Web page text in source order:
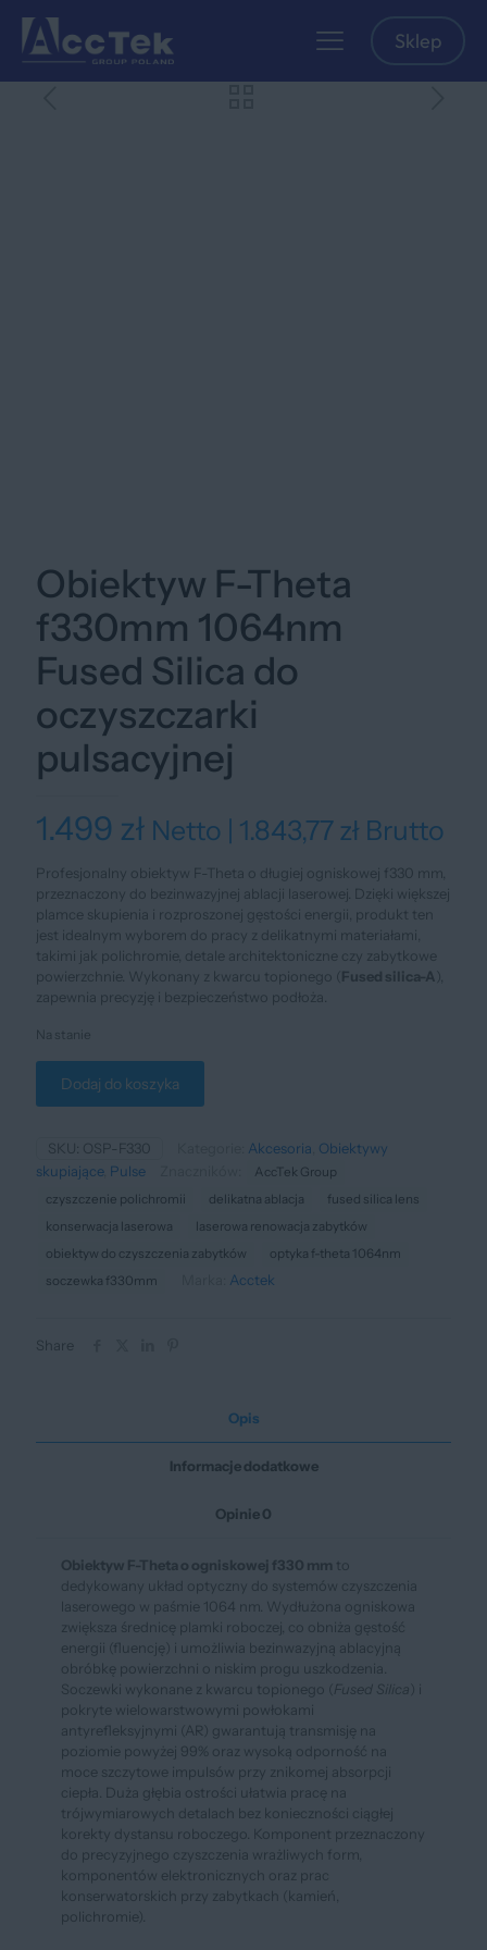
Sklep
Obiektyw F-Theta
f330mm 1064nm
Fused Silica do
oczyszczarki
pulsacyjnej
1.499 zł Netto | 1.843,77 zł Brutto
Profesjonalny obiektyw F-Theta o długiej ogniskowej f330 mm,
przeznaczony do bezinwazyjnej ablacji laserowej. Dzięki większej
plamce skupienia i rozproszonej gęstości energii, produkt ten
jest idealnym wyborem do pracy z delikatnymi materiałami,
takimi jak polichromie, detale architektoniczne czy zabytkowe
powierzchnie. Wykonany z kwarcu topionego ( Fused silica-A
zapewnia precyzję i bezpieczeństwo podłoża.
Na stanie
Dodaj do koszyka
SKU: OSP-F330 Akcesoria Obiektywy
skupiające, Pulse
AccTek Group
czyszczenie polichromii
delikatna ablacja
fused silica lens
konserwacja laserowa
laserowa renowacja zabytków
obiektyw do czyszczenia zabytków
optyka f-theta 1064nm
soczewka f330mm
Acctek
Share
Opis
Informacje dodatkowe
Opinie0
Obiektyw F-Theta o ogniskowej f330 mm to
dedykowany układ optyczny do systemów czyszczenia
laserowego w paśmie 1064 nm. Wydłużona ogniskowa
zwiększa średnicę plamki roboczej, co obniża gęstość
energii (fluencję) i umożliwia bezinwazyjną ablacyjną
obróbkę powierzchni o niskim progu uszkodzenia.
Soczewki wykonane z kwarcu topionego ( Fused Silica ) i
pokryte wielowarstwowymi powłokami
antyrefleksyjnymi (AR) gwarantują transmisję na
poziomie powyżej 99% oraz wysoką odporność na
moce szczytowe impulsów przy znikomej absorpcji
ciepła. Duża głębia ostrości ułatwia pracę na
trójwymiarowych detalach bez konieczności ciągłej
korekty dystansu roboczego. Komponent przeznaczony
do precyzyjnego czyszczenia wrażliwych form,
komponentów elektronicznych oraz prac
konserwatorskich przy zabytkach (kamień,
polichromie).